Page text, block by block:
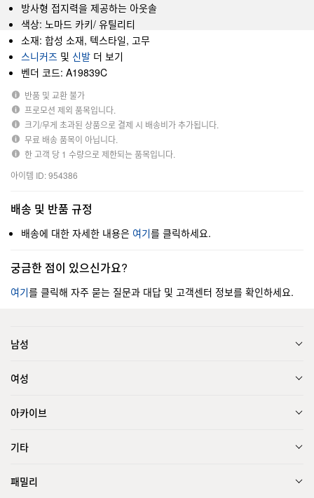
방사형 접지력을 제공하는 아웃솔
색상: 노마드 카키/ 유틸리티
소재: 합성 소재, 텍스타일, 고무
스니커즈 및 신발 더 보기
벤더 코드: A19839C
반품 및 교환 불가
프로모션 제외 품목입니다.
크기/무게 초과된 상품으로 결제 시 배송비가 추가됩니다.
무료 배송 품목이 아닙니다.
한 고객 당 1 수량으로 제한되는 품목입니다.
아이템 ID: 954386
배송 및 반품 규정
배송에 대한 자세한 내용은 여기를 클릭하세요.
궁금한 점이 있으신가요?
여기를 클릭해 자주 묻는 질문과 대답 및 고객센터 정보를 확인하세요.
남성
여성
아카이브
기타
패밀리